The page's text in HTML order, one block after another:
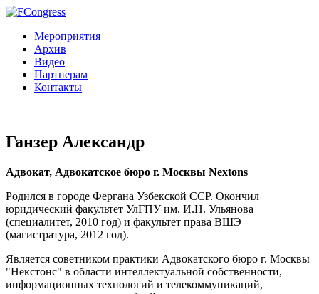
Мероприятия
Архив
Видео
Партнерам
Контакты
Ганзер Александр
Адвокат, Адвокатское бюро г. Москвы Nextons
Родился в городе Фергана Узбекской ССР. Окончил
юридический факультет УлГПУ им. И.Н. Ульянова
(специалитет, 2010 год) и факультет права ВШЭ
(магистратура, 2012 год).
Является советником практики Адвокатского бюро г. Москвы
"Некстонс" в области интеллектуальной собственности,
информационных технологий и телекоммуникаций,